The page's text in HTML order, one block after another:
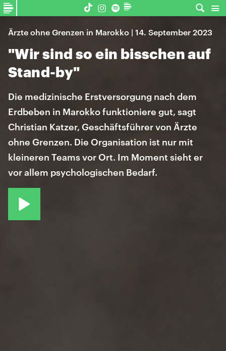
Ärzte ohne Grenzen in Marokko | 14. September 2023
"Wir sind so ein bisschen auf
Stand-by"
Die medizinische Erstversorgung nach dem
Erdbeben in Marokko funktioniere gut, sagt
Christian Katzer, Geschäftsführer von Ärzte
ohne Grenzen. Die Organisation ist nur mit
kleineren Teams vor Ort. Im Moment sieht er
vor allem psychologischen Bedarf.